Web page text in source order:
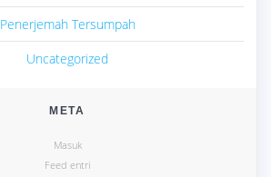
Penerjemah Tersumpah
Uncategorized
META
Masuk
Feed entri